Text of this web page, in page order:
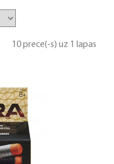
10 prece(-s) uz 1 lapas